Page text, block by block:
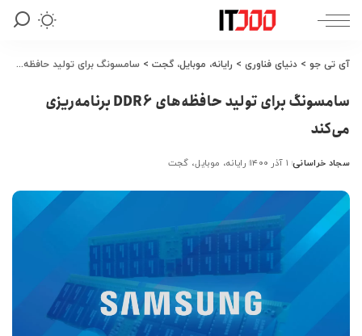
آی تی جو > دنیای فناوری > رایانه، موبایل، گجت > سامسونگ برای تولید حافظه‌های DDR6 برنامه‌ریزی می‌کند
سامسونگ برای تولید حافظه‌های DDR6 برنامه‌ریزی
می‌کند
ارسال
توسط
سجاد خراسانی ۱ آذر ۱۴۰۰ رایانه، موبایل، گجت